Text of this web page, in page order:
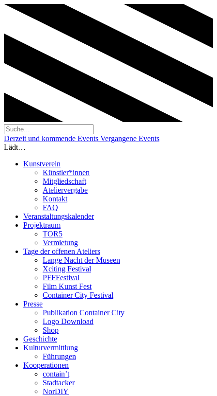
Derzeit und kommende Events Vergangene Events
Lädt…
Kunstverein
Künstler*innen
Mitgliedschaft
Ateliervergabe
Kontakt
FAQ
Veranstaltungskalender
Projektraum
TOR5
Vermietung
Tage der offenen Ateliers
Lange Nacht der Museen
Xciting Festival
PFFFestival
Film Kunst Fest
Container City Festival
Presse
Publikation Container City
Logo Download
Shop
Geschichte
Kulturvermittlung
Führungen
Kooperationen
contain’t
Stadtacker
NorDIY